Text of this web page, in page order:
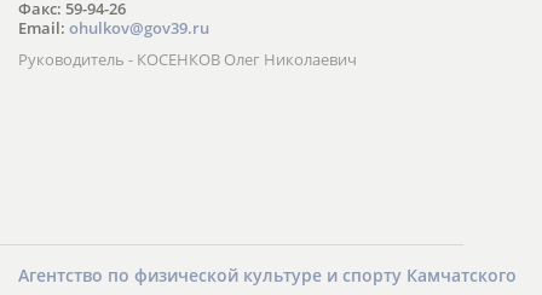
Факс: 59-94-26
Email: ohulkov@gov39.ru
Руководитель - КОСЕНКОВ Олег Николаевич
Агентство по физической культуре и спорту Камчатского